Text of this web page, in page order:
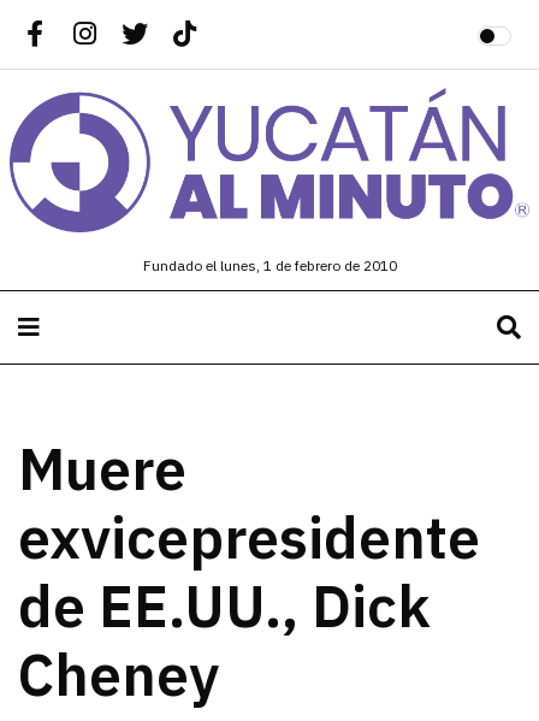
Fundado el lunes, 1 de febrero de 2010
Muere
exvicepresidente
de EE.UU., Dick
Cheney